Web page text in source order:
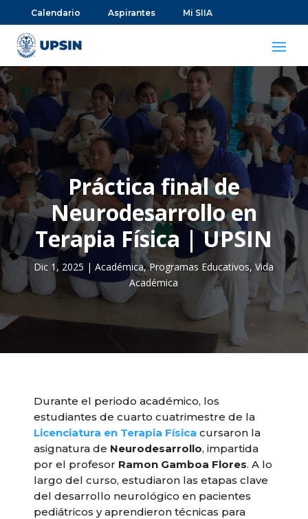
Calendario Aspirantes Mi SIIA
Práctica final de
Neurodesarrollo en
Terapia Física | UPSIN
Dic 1, 2025 |Académica,Programas Educativos,Vida
Académica
Durante el periodo académico, los
estudiantes de cuarto cuatrimestre de la
Licenciatura en Terapia Física cursaron la
asignatura de Neurodesarrollo, impartida
por el profesor Ramon Gamboa Flores. A lo
largo del curso, estudiaron las etapas clave
del desarrollo neurológico en pacientes
pediátricos y aprendieron técnicas para